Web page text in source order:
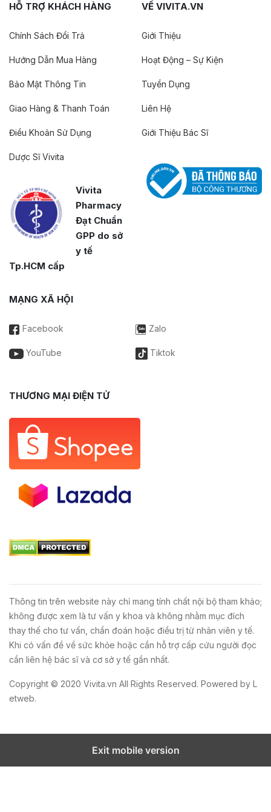
HỖ TRỢ KHÁCH HÀNG
Chính Sách Đổi Trả
Hướng Dẫn Mua Hàng
Bảo Mật Thông Tin
Giao Hàng & Thanh Toán
Điều Khoản Sử Dụng
Dược Sĩ Vivita
Vivita
Pharmacy
Đạt Chuẩn
GPP do sở
y tế
Tp.HCM cấp
VỀ VIVITA.VN
Giới Thiệu
Hoạt Động – Sự Kiện
Tuyển Dụng
Liên Hệ
Giới Thiệu Bác Sĩ
MẠNG XÃ HỘI
Facebook Zalo
YouTube Tiktok
THƯƠNG MẠI ĐIỆN TỬ
Thông tin trên website này chỉ mang tính chất nội bộ tham khảo;
không được xem là tư vấn y khoa và không nhằm mục đích
thay thế cho tư vấn, chẩn đoán hoặc điều trị từ nhân viên y tế.
Khi có vấn đề về sức khỏe hoặc cần hỗ trợ cấp cứu người đọc
cần liên hệ bác sĩ và cơ sở y tế gần nhất.
Copyright © 2020 Vivita.vn All Rights Reserved. Powered by L
etweb.
Exit mobile version